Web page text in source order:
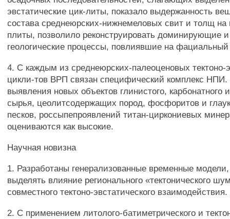
эвстатические цик-литы, показало выдержанность
состава среднеюрских-нижнемеловых свит и толщ на
плиты, позволило реконструировать доминирующие
геологические процессы, повлиявшие на фациальный
4. С каждым из среднеюрских-палеоценовых тектоно-
цикли-тов ВРП связан специфический комплекс НПИ.
выявления новых объектов глинистого, карбонатного
сырья, цеолитсодержащих пород, фосфоритов и
песков, россыпепроявлений титан-циркониевых
оцениваются как высокие.
Научная новизна
1. Разработаны генерализованные временные
выделять влияние регионального «тектонического
совместного тектоно-эвстатического взаимодействия.
2. С применением литолого-батиметрического и